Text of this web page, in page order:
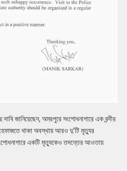
দাবি জানিয়েছেন, অমরপুরে সংশোধনাগারে এক বন্দীর
থাকা অবস্থায় আরও দু’টি মৃত্যুর
একটি মৃত্যুকেও তদন্তের আওতায়